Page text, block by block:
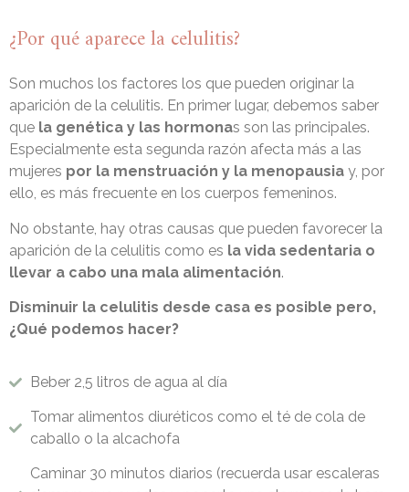
¿Por qué aparece la celulitis?
Son muchos los factores los que pueden originar la
aparición de la celulitis. En primer lugar, debemos saber
que la genética y las hormonas son las principales.
Especialmente esta segunda razón afecta más a las
mujeres por la menstruación y la menopausia y, por
ello, es más frecuente en los cuerpos femeninos.
No obstante, hay otras causas que pueden favorecer la
aparición de la celulitis como es la vida sedentaria o
llevar a cabo una mala alimentación.
Disminuir la celulitis desde casa es posible pero,
¿Qué podemos hacer?
Beber 2,5 litros de agua al día
Tomar alimentos diuréticos como el té de cola de
caballo o la alcachofa
Caminar 30 minutos diarios (recuerda usar escaleras